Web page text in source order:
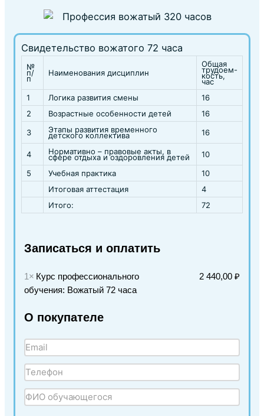
Свидетельство вожатого 72 часа
№
п/
п
Наименования дисциплин
Общая
трудоем-
кость,
час
1
Логика развития смены
16
2
Возрастные особенности детей
16
3
Этапы развития временного
детского коллектива 16
4 Нормативно – правовые акты, в
сфере отдыха и оздоровления детей
10
5
Учебная практика
10
Итоговая аттестация
4
Итого:
72
Записаться и оплатить
1× Курс профессионального
обучения: Вожатый 72 часа
2 440,00 ₽
О покупателе